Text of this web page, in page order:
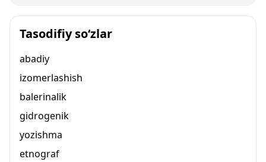
Tasodifiy so‘zlar
abadiy
izomerlashish
balerinalik
gidrogenik
yozishma
etnograf